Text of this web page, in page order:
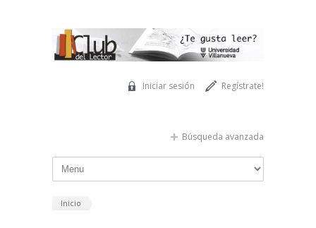
Regístrate!
Iniciar sesión
Búsqueda avanzada
Inicio